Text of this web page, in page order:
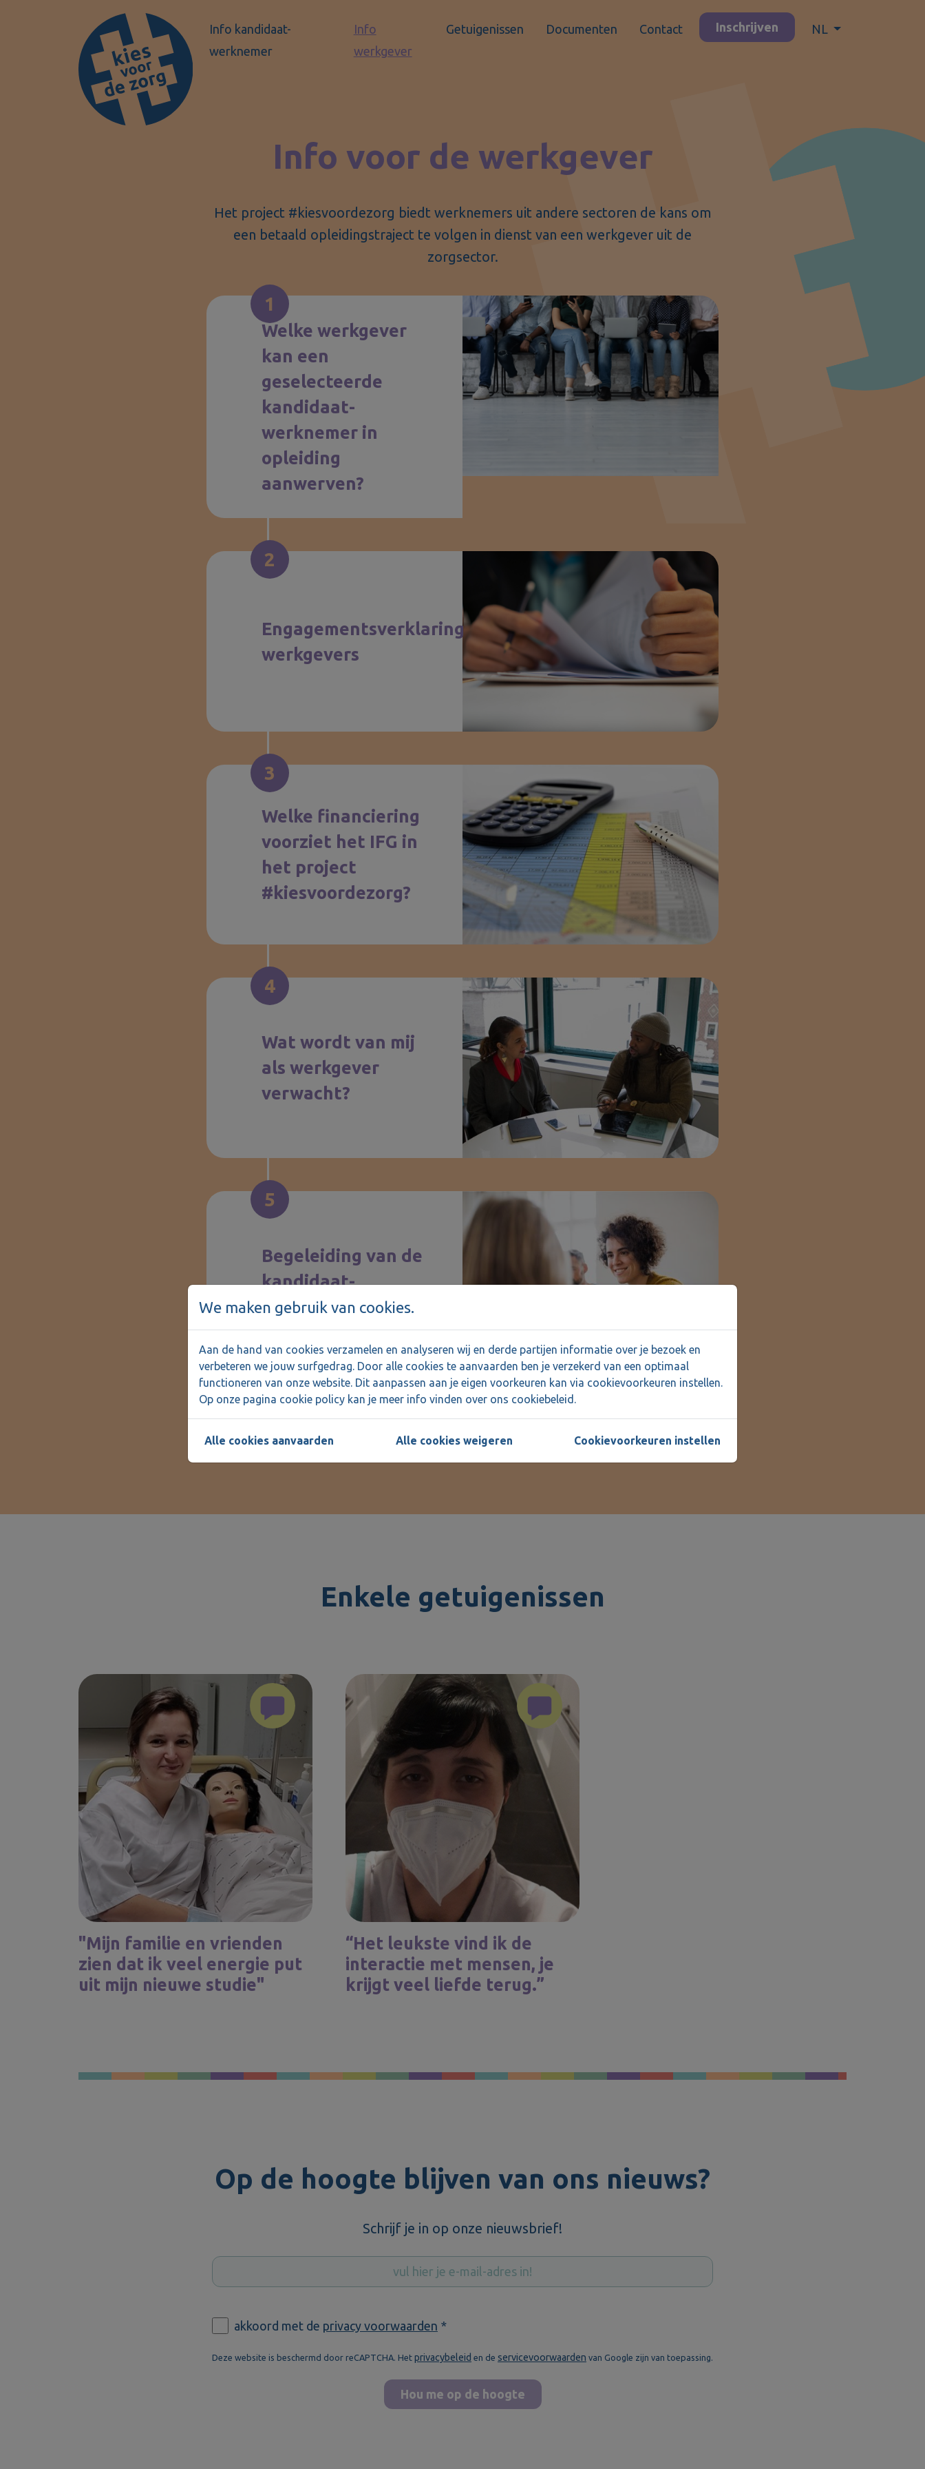
Info kandidaat-
werknemer
Info
werkgever
Getuigenissen Documenten Contact Inschrijven NL
Info voor de werkgever
Het project #kiesvoordezorg biedt werknemers uit andere sectoren de kans om
een betaald opleidingstraject te volgen in dienst van een werkgever uit de
zorgsector.
1
Welke werkgever
kan een
geselecteerde
kandidaat-
werknemer in
opleiding
aanwerven?
2
Engagementsverklaring
werkgevers
3
Welke financiering
voorziet het IFG in
het project
#kiesvoordezorg?
4
Wat wordt van mij
als werkgever
verwacht?
5
Begeleiding van de
kandidaat-
werknemer
Enkele getuigenissen
"Mijn familie en vrienden
zien dat ik veel energie put
uit mijn nieuwe studie"
“Het leukste vind ik de
interactie met mensen, je
krijgt veel liefde terug.”
Op de hoogte blijven van ons nieuws?
Schrijf je in op onze nieuwsbrief!
akkoord met de privacy voorwaarden *
Deze website is beschermd door reCAPTCHA. Het privacybeleid en de servicevoorwaarden van Google zijn van toepassing.
Hou me op de hoogte
We maken gebruik van cookies.
Aan de hand van cookies verzamelen en analyseren wij en derde partijen informatie over je bezoek en
verbeteren we jouw surfgedrag. Door alle cookies te aanvaarden ben je verzekerd van een optimaal
functioneren van onze website. Dit aanpassen aan je eigen voorkeuren kan via cookievoorkeuren instellen.
Op onze pagina cookie policy kan je meer info vinden over ons cookiebeleid.
Alle cookies aanvaarden Alle cookies weigeren Cookievoorkeuren instellen